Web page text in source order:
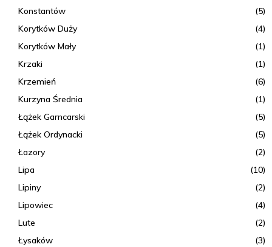
Konstantów
(5)
Korytków Duży
(4)
Korytków Mały
(1)
Krzaki
(1)
Krzemień
(6)
Kurzyna Średnia
(1)
Łążek Garncarski
(5)
Łążek Ordynacki
(5)
Łazory
(2)
Lipa
(10)
Lipiny
(2)
Lipowiec
(4)
Lute
(2)
Łysaków
(3)